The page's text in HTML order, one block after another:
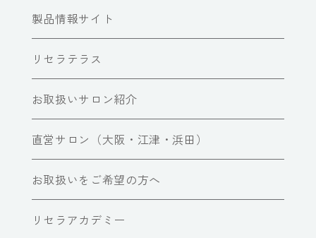
製品情報サイト
リセラテラス
お取扱いサロン紹介
直営サロン（大阪・江津・浜田）
お取扱いをご希望の方へ
リセラアカデミー